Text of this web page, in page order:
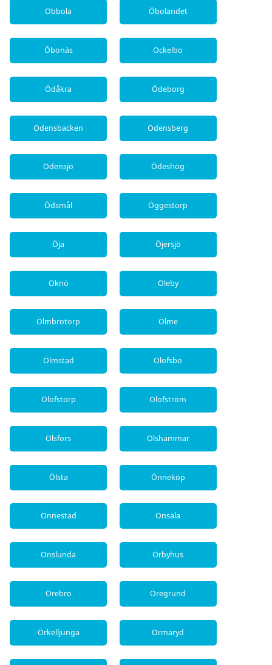
Obbola Öbolandet
Öbonäs Ockelbo
Ödåkra Ödeborg
Odensbacken Odensberg
Odensjö Ödeshög
Ödsmål Öggestorp
Öja Öjersjö
Oknö Oleby
Ölmbrotorp Ölme
Ölmstad Olofsbo
Olofstorp Olofström
Olsfors Olshammar
Ölsta Önneköp
Önnestad Onsala
Onslunda Örbyhus
Örebro Öregrund
Örkelljunga Ormaryd